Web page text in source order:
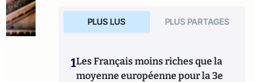
PLUS LUS PLUS PARTAGES
1Les Français moins riches que la
moyenne européenne pour la 3e